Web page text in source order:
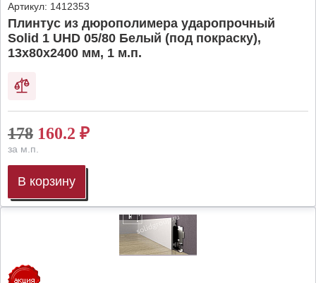
Артикул: 1412353
Плинтус из дюрополимера ударопрочный
Solid 1 UHD 05/80 Белый (под покраску),
13х80х2400 мм, 1 м.п.
178 160.2 ₽
за м.п.
В корзину